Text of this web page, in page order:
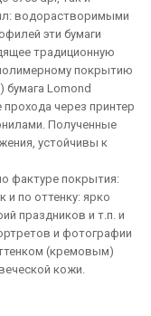
водорастворимыми
эти бумаги
традиционную
покрытию
бумага Lomond
через принтер
Полученные
устойчивы к
фактуре покрытия:
и по оттенку: ярко
праздников и т.п. и
и фотографии
(кремовым)
кожи.